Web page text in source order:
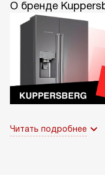
О бренде
Читать подробнее